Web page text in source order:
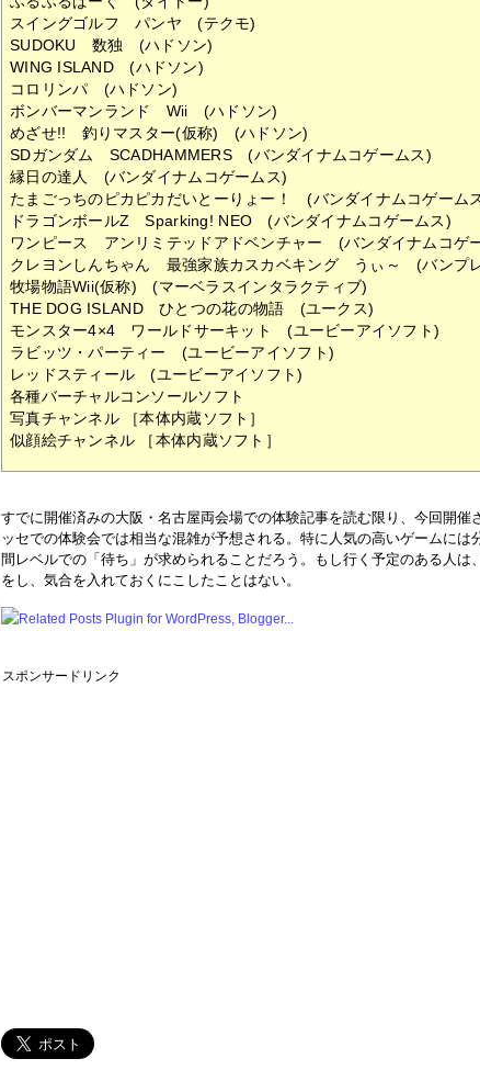
スイングゴルフ パンヤ (テクモ)
SUDOKU 数独 (ハドソン)
WING ISLAND (ハドソン)
コロリンパ (ハドソン)
ボンバーマンランド Wii (ハドソン)
めざせ!! 釣りマスター(仮称) (ハドソン)
SDガンダム SCADHAMMERS (バンダイナムコゲームス)
縁日の達人 (バンダイナムコゲームス)
たまごっちのピカピカだいとーりょー！ (バンダイナムコゲーム
ドラゴンボールZ Sparking! NEO (バンダイナムコゲームス)
ワンピース アンリミテッドアドベンチャー (バンダイナムコゲ
クレヨンしんちゃん 最強家族カスカベキング うぃ～ (バンプ
牧場物語Wii(仮称) (マーベラスインタラクティブ)
THE DOG ISLAND ひとつの花の物語 (ユークス)
モンスター4×4 ワールドサーキット (ユービーアイソフト)
ラビッツ・パーティー (ユービーアイソフト)
レッドスティール (ユービーアイソフト)
各種バーチャルコンソールソフト
写真チャンネル ［本体内蔵ソフト］
似顔絵チャンネル ［本体内蔵ソフト］
すでに開催済みの大阪・名古屋両会場での体験記事を読む限り、今回開催
ッセでの体験会では相当な混雑が予想される。特に人気の高いゲームには
間レベルでの「待ち」が求められることだろう。もし行く予定のある人は
をし、気合を入れておくにこしたことはない。
スポンサードリンク